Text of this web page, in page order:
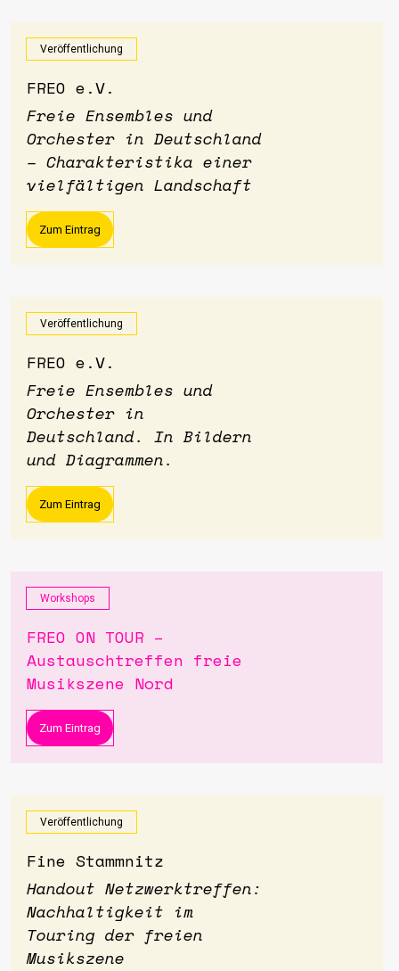
Veröffentlichung
FREO e.V.
Freie Ensembles und
Orchester in Deutschland
– Charakteristika einer
vielfältigen Landschaft
Zum Eintrag
Veröffentlichung
FREO e.V.
Freie Ensembles und
Orchester in
Deutschland. In Bildern
und Diagrammen.
Zum Eintrag
Workshops
FREO ON TOUR –
Austauschtreffen freie
Musikszene Nord
Zum Eintrag
Veröffentlichung
Fine Stammnitz
Handout Netzwerktreffen:
Nachhaltigkeit im
Touring der freien
Musikszene